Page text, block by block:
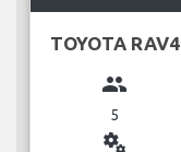
TOYOTA RAV4
group
5
miscellaneous_services